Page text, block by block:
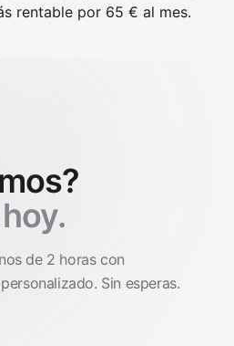
rentable por 65 € al mes.
de 2 horas con
Sin esperas.